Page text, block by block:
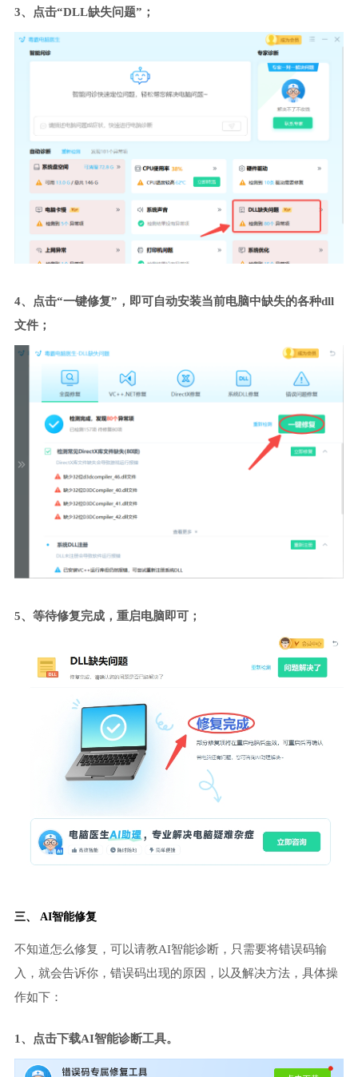
3、点击“DLL缺失问题”；
4、点击“一键修复”，即可自动安装当前电脑中缺失的各种dll
文件；
5、等待修复完成，重启电脑即可；
三、 AI智能修复
不知道怎么修复，可以请教AI智能诊断，只需要将错误码输
入，就会告诉你，错误码出现的原因，以及解决方法，具体操
作如下：
1、点击下载AI智能诊断工具。